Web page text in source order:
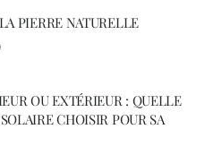
PIERRE NATURELLE
OU EXTÉRIEUR : QUELLE
CHOISIR POUR SA